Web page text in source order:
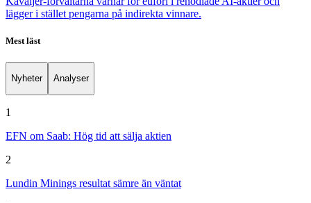
lägger i stället pengarna på indirekta vinnare.
Mest läst
Nyheter Analyser
1
EFN om Saab: Hög tid att sälja aktien
2
Lundin Minings resultat sämre än väntat